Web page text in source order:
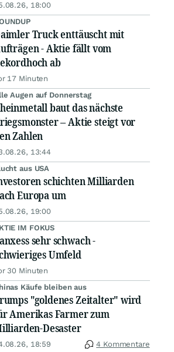
18:00
Truck enttäuscht mit
- Aktie fällt vom
ab
17 Minuten
Augen auf Donnerstag
baut das nächste
– Aktie steigt vor
Zahlen
13:44
aus USA
schichten Milliarden
Europa um
19:00
IM FOKUS
sehr schwach -
Umfeld
30 Minuten
Käufe bleiben aus
"goldenes Zeitalter" wird
Amerikas Farmer zum
Desaster
18:59 4 Kommentare